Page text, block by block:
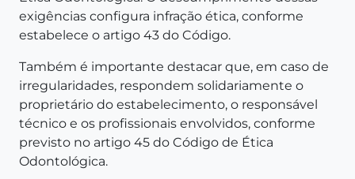
exigências configura infração ética, conforme
estabelece o artigo 43 do Código.
Também é importante destacar que, em caso de
irregularidades, respondem solidariamente o
proprietário do estabelecimento, o responsável
técnico e os profissionais envolvidos, conforme
previsto no artigo 45 do Código de Ética
Odontológica.